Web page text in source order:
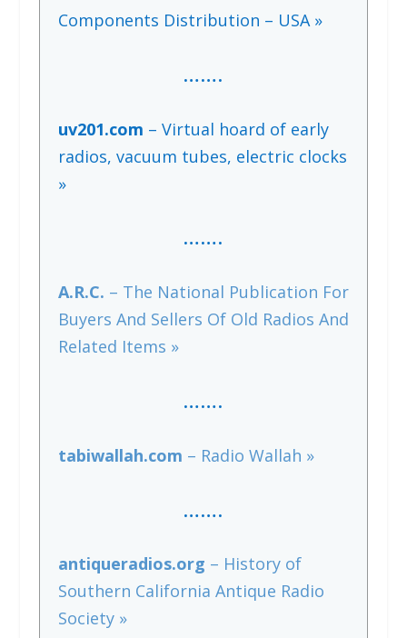
Components Distribution – USA »
…….
uv201.com – Virtual hoard of early
radios, vacuum tubes, electric clocks
»
…….
A.R.C. – The National Publication For
Buyers And Sellers Of Old Radios And
Related Items »
…….
tabiwallah.com – Radio Wallah »
…….
antiqueradios.org – History of
Southern California Antique Radio
Society »